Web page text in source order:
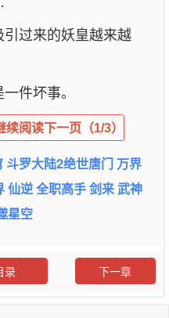
过来的妖皇越来越
件坏事。
阅读下一页（1/3）
斗罗大陆2绝世唐门 万界
仙逆全职高手剑来武神
星空
录 下一章